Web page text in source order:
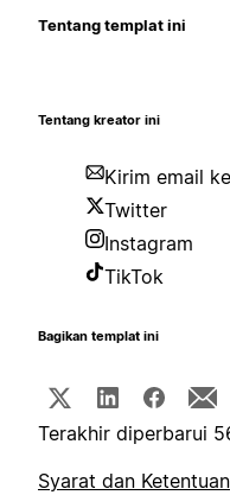
Tentang templat ini
Tentang kreator ini
Kirim email
Twitter
Instagram
TikTok
Bagikan templat ini
Terakhir diperbarui
Syarat dan Ketentuan